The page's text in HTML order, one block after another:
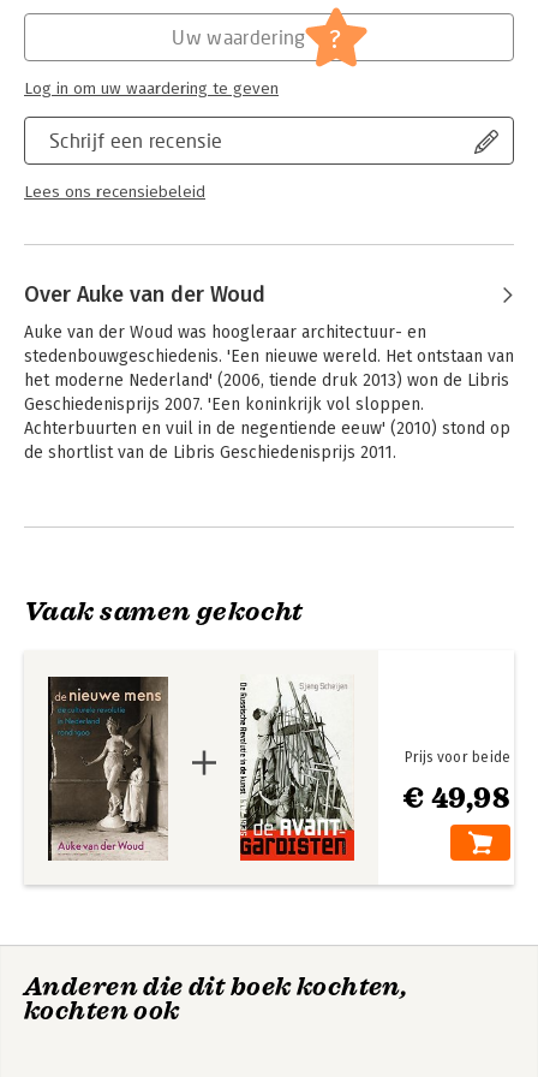
Schrijf een recensie
Lees ons recensiebeleid
Uw waardering ?
Log in om uw waardering te geven
Over Auke van der Woud
Auke van der Woud was hoogleraar architectuur- en
stedenbouwgeschiedenis. 'Een nieuwe wereld. Het ontstaan van
het moderne Nederland' (2006, tiende druk 2013) won de Libris
Geschiedenisprijs 2007. 'Een koninkrijk vol sloppen.
Achterbuurten en vuil in de negentiende eeuw' (2010) stond op
de shortlist van de Libris Geschiedenisprijs 2011.
Andere boeken door Auke van der
De Nederlanden
Vaak samen gekocht
€ 49,98
Prijs voor beide
Anderen die dit boek kochten,
kochten ook